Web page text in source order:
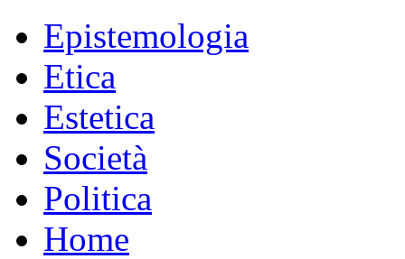
Epistemologia
Etica
Estetica
Società
Politica
Home